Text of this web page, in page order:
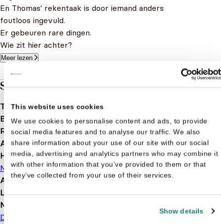
This website uses cookies
We use cookies to personalise content and ads, to provide
social media features and to analyse our traffic. We also
share information about your use of our site with our social
media, advertising and analytics partners who may combine it
with other information that you’ve provided to them or that
they’ve collected from your use of their services.
Show details
En Thomas' rekentaak is door iemand anders
foutloos ingevuld.
Er gebeuren rare dingen.
Wie zit hier achter?
Meer lezen
Specificaties
Taalnl
BindwijzePaperback
Releasedatum2013-02-20
Aantal pagina's32
Hoofdauteur
Moniek Vermeulen
AfbeeldingMet illustraties
Leeftijd6 t/m 7 jaar
Merk
Deltas